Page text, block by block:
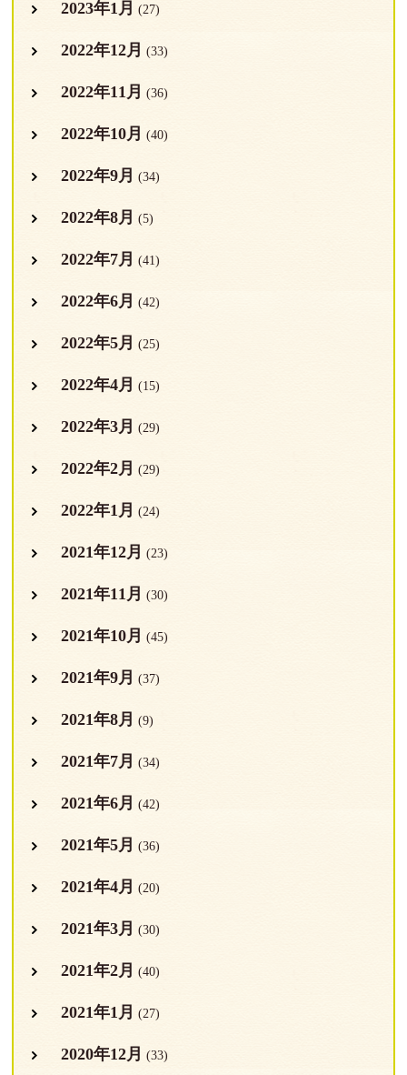
2023年1月 (27)
2022年12月 (33)
2022年11月 (36)
2022年10月 (40)
2022年9月 (34)
2022年8月 (5)
2022年7月 (41)
2022年6月 (42)
2022年5月 (25)
2022年4月 (15)
2022年3月 (29)
2022年2月 (29)
2022年1月 (24)
2021年12月 (23)
2021年11月 (30)
2021年10月 (45)
2021年9月 (37)
2021年8月 (9)
2021年7月 (34)
2021年6月 (42)
2021年5月 (36)
2021年4月 (20)
2021年3月 (30)
2021年2月 (40)
2021年1月 (27)
2020年12月 (33)